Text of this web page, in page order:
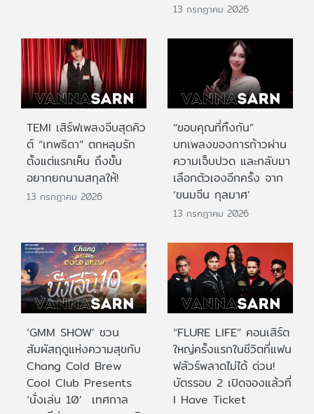
13 กรกฎาคม 2026
TEMI เสิร์ฟเพลงจีบสุดคิว
ต์ “เทพธิดา” ตกหลุมรัก
ตั้งแต่แรกเห็น ถึงขั้น
อยากยกนามสกุลให้!
13 กรกฎาคม 2026
“ขอบคุณที่ทิ้งกัน”
บทเพลงของการก้าวผ่าน
ความเจ็บปวด และกลับมา
เลือกตัวเองอีกครั้ง จาก
‘ขนมจีน กุลมาศ’
13 กรกฎาคม 2026
‘GMM SHOW’ ชวน
สัมผัสฤดูแห่งความสุขกับ
Chang Cold Brew
Cool Club Presents
‘นั่งเล่น 10’ เทศกาล
“FLURE LIFE” คอนเสิร์ต
ใหญ่ครั้งแรกในชีวิตที่แฟน
ฟลัวร์พลาดไม่ได้ ด่วน!
บัตรรอบ 2 เปิดจองแล้วที่
I Have Ticket